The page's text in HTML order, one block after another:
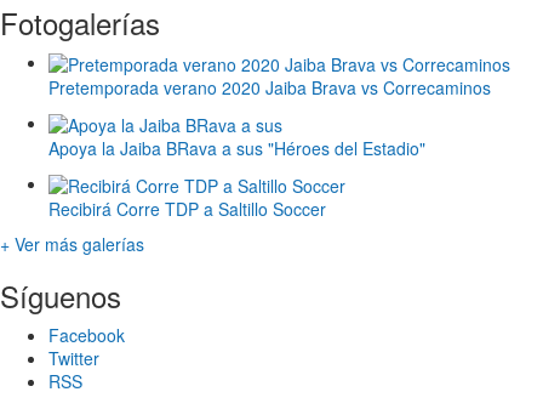
Fotogalerías
Pretemporada verano 2020 Jaiba Brava vs Correcaminos
Apoya la Jaiba BRava a sus "Héroes del Estadio"
Recibirá Corre TDP a Saltillo Soccer
+ Ver más galerías
Síguenos
Facebook
Twitter
RSS